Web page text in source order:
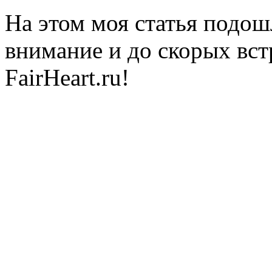
На этом моя статья
внимание и до скорых
FairHeart.ru!